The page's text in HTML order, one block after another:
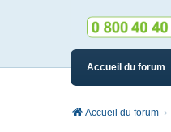
Accueil du forum
Accueil du forum